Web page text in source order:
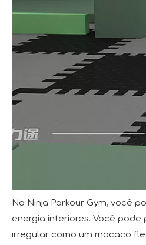
No Ninja Parkour Gym, você
energia interiores. Você pode
irregular como um macaco